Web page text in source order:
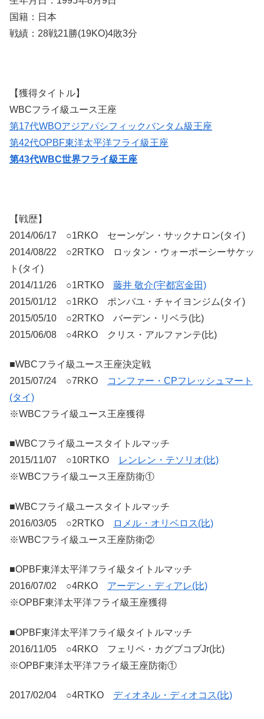
国籍：日本
戦績：28戦21勝(19KO)4敗3分
【獲得タイトル】
WBCフライ級ユース王座
第17代WBOアジアパシフィックバンタム級王座
第42代OPBF東洋太平洋フライ級王座
第43代WBC世界フライ級王座
【戦歴】
2014/06/17 ○1RKO セーンゲン・サックナロン(タイ)
2014/08/22 ○2RTKO ロッタン・ウォーポーシーサケッ
ト(タイ)
2014/11/26 ○1RTKO 藤井 敬介(宇都宮金田)
2015/01/12 ○1RKO ポンパユ・チャイヨンジム(タイ)
2015/05/10 ○2RTKO バーデン・リベラ(比)
2015/06/08 ○4RKO クリス・アルファンテ(比)
■WBCフライ級ユース王座決定戦
2015/07/24 ○7RKO
コンファー・CPフレッシュマート
(タイ)
※WBCフライ級ユース王座獲得
■WBCフライ級ユースタイトルマッチ
2015/11/07 ○10RTKO
レンレン・テソリオ(比)
※WBCフライ級ユース王座防衛①
■WBCフライ級ユースタイトルマッチ
2016/03/05 ○2RTKO
ロメル・オリベロス(比)
※WBCフライ級ユース王座防衛②
■OPBF東洋太平洋フライ級タイトルマッチ
2016/07/02 ○4RKO アーデン・ディアレ(比)
※OPBF東洋太平洋フライ級王座獲得
■OPBF東洋太平洋フライ級タイトルマッチ
2016/11/05 ○4RKO フェリペ・カグブコブJr(比)
※OPBF東洋太平洋フライ級王座防衛①
2017/02/04 ○4RTKO ディオネル・ディオコス(比)